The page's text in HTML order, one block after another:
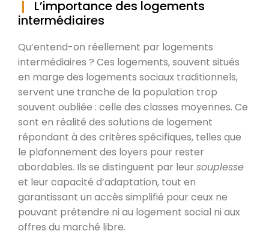
L’importance des logements
intermédiaires
Qu’entend-on réellement par logements
intermédiaires ? Ces logements, souvent situés
en marge des logements sociaux traditionnels,
servent une tranche de la population trop
souvent oubliée : celle des classes moyennes. Ce
sont en réalité des solutions de logement
répondant à des critères spécifiques, telles que
le plafonnement des loyers pour rester
abordables. Ils se distinguent par leur souplesse
et leur capacité d’adaptation, tout en
garantissant un accès simplifié pour ceux ne
pouvant prétendre ni au logement social ni aux
offres du marché libre.